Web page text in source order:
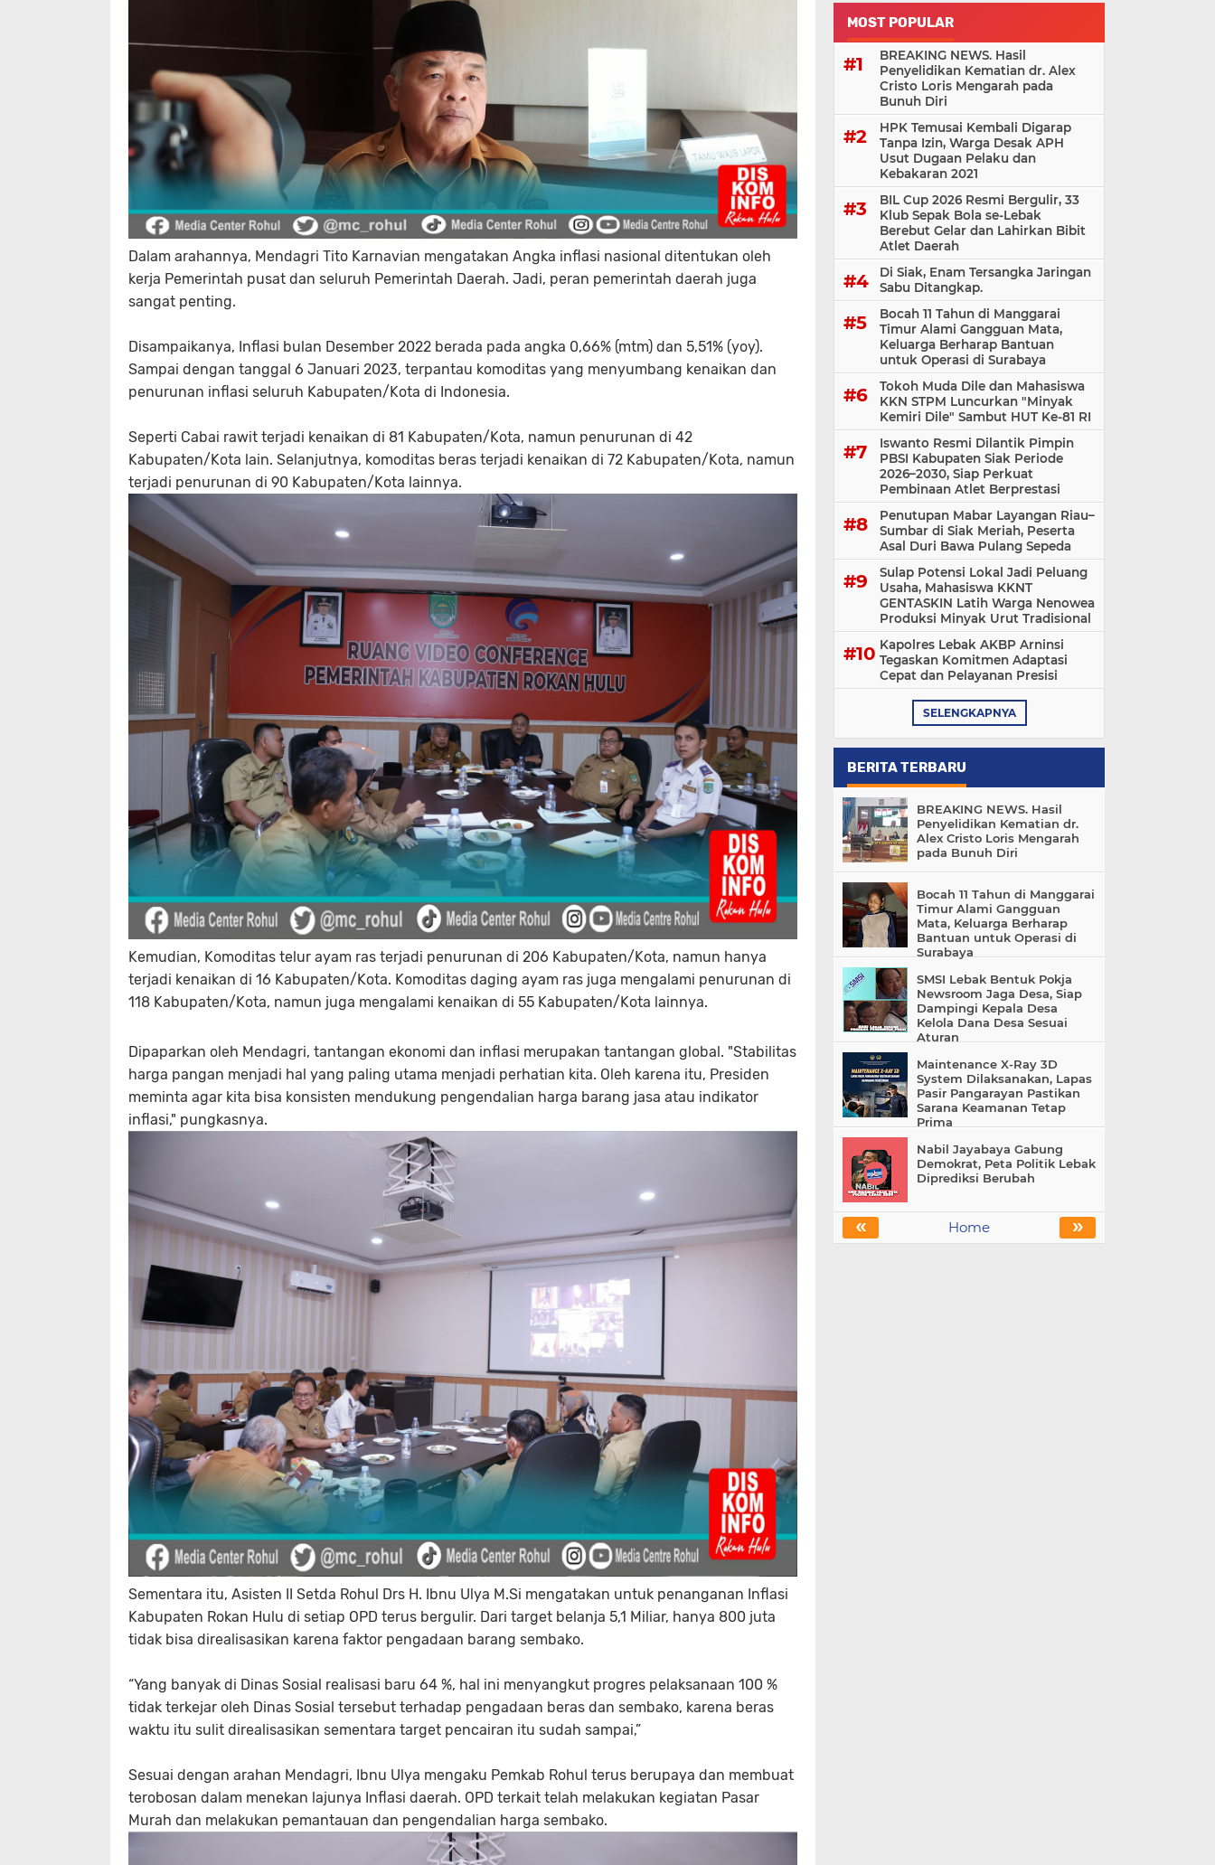
Dalam arahannya, Mendagri Tito Karnavian mengatakan Angka inflasi nasional ditentukan oleh
kerja Pemerintah pusat dan seluruh Pemerintah Daerah. Jadi, peran pemerintah daerah juga
sangat penting.
Disampaikanya, Inflasi bulan Desember 2022 berada pada angka 0,66% (mtm) dan 5,51% (yoy).
Sampai dengan tanggal 6 Januari 2023, terpantau komoditas yang menyumbang kenaikan dan
penurunan inflasi seluruh Kabupaten/Kota di Indonesia.
Seperti Cabai rawit terjadi kenaikan di 81 Kabupaten/Kota, namun penurunan di 42
Kabupaten/Kota lain. Selanjutnya, komoditas beras terjadi kenaikan di 72 Kabupaten/Kota, namun
terjadi penurunan di 90 Kabupaten/Kota lainnya.
Kemudian, Komoditas telur ayam ras terjadi penurunan di 206 Kabupaten/Kota, namun hanya
terjadi kenaikan di 16 Kabupaten/Kota. Komoditas daging ayam ras juga mengalami penurunan di
118 Kabupaten/Kota, namun juga mengalami kenaikan di 55 Kabupaten/Kota lainnya.
Dipaparkan oleh Mendagri, tantangan ekonomi dan inflasi merupakan tantangan global. "Stabilitas
harga pangan menjadi hal yang paling utama menjadi perhatian kita. Oleh karena itu, Presiden
meminta agar kita bisa konsisten mendukung pengendalian harga barang jasa atau indikator
inflasi," pungkasnya.
Sementara itu, Asisten II Setda Rohul Drs H. Ibnu Ulya M.Si mengatakan untuk penanganan Inflasi
Kabupaten Rokan Hulu di setiap OPD terus bergulir. Dari target belanja 5,1 Miliar, hanya 800 juta
tidak bisa direalisasikan karena faktor pengadaan barang sembako.
“Yang banyak di Dinas Sosial realisasi baru 64 %, hal ini menyangkut progres pelaksanaan 100 %
tidak terkejar oleh Dinas Sosial tersebut terhadap pengadaan beras dan sembako, karena beras
waktu itu sulit direalisasikan sementara target pencairan itu sudah sampai,”
Sesuai dengan arahan Mendagri, Ibnu Ulya mengaku Pemkab Rohul terus berupaya dan membuat
terobosan dalam menekan lajunya Inflasi daerah. OPD terkait telah melakukan kegiatan Pasar
Murah dan melakukan pemantauan dan pengendalian harga sembako.
MOST POPULAR
BREAKING NEWS. Hasil
Penyelidikan Kematian dr. Alex
Cristo Loris Mengarah pada
Bunuh Diri
HPK Temusai Kembali Digarap
Tanpa Izin, Warga Desak APH
Usut Dugaan Pelaku dan
Kebakaran 2021
BIL Cup 2026 Resmi Bergulir, 33
Klub Sepak Bola se-Lebak
Berebut Gelar dan Lahirkan Bibit
Atlet Daerah
Di Siak, Enam Tersangka Jaringan
Sabu Ditangkap.
Bocah 11 Tahun di Manggarai
Timur Alami Gangguan Mata,
Keluarga Berharap Bantuan
untuk Operasi di Surabaya
Tokoh Muda Dile dan Mahasiswa
KKN STPM Luncurkan "Minyak
Kemiri Dile" Sambut HUT Ke-81 RI
Iswanto Resmi Dilantik Pimpin
PBSI Kabupaten Siak Periode
2026–2030, Siap Perkuat
Pembinaan Atlet Berprestasi
Penutupan Mabar Layangan Riau–
Sumbar di Siak Meriah, Peserta
Asal Duri Bawa Pulang Sepeda
Sulap Potensi Lokal Jadi Peluang
Usaha, Mahasiswa KKNT
GENTASKIN Latih Warga Nenowea
Produksi Minyak Urut Tradisional
Kapolres Lebak AKBP Arninsi
Tegaskan Komitmen Adaptasi
Cepat dan Pelayanan Presisi
SELENGKAPNYA
BERITA TERBARU
BREAKING NEWS. Hasil
Penyelidikan Kematian dr.
Alex Cristo Loris Mengarah
pada Bunuh Diri
Bocah 11 Tahun di Manggarai
Timur Alami Gangguan
Mata, Keluarga Berharap
Bantuan untuk Operasi di
Surabaya
SMSI Lebak Bentuk Pokja
Newsroom Jaga Desa, Siap
Dampingi Kepala Desa
Kelola Dana Desa Sesuai
Aturan
Maintenance X-Ray 3D
System Dilaksanakan, Lapas
Pasir Pangarayan Pastikan
Sarana Keamanan Tetap
Prima
Nabil Jayabaya Gabung
Demokrat, Peta Politik Lebak
Diprediksi Berubah
« »
Home